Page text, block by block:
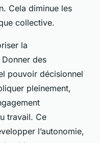
Cela diminue les
collective.
la
des
pouvoir décisionnel
pleinement,
travail. Ce
l’autonomie,